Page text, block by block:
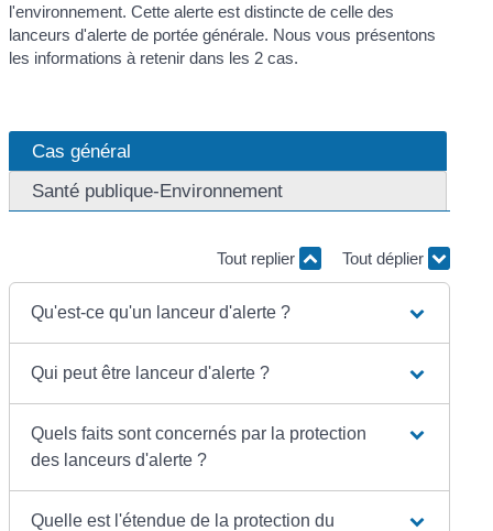
l'environnement. Cette alerte est distincte de celle des
lanceurs d'alerte de portée générale. Nous vous présentons
les informations à retenir dans les 2 cas.
Cas général
Santé publique-Environnement
Tout replier Tout déplier
Qu'est-ce qu'un lanceur d'alerte ?
Qui peut être lanceur d'alerte ?
Quels faits sont concernés par la protection
des lanceurs d'alerte ?
Quelle est l'étendue de la protection du